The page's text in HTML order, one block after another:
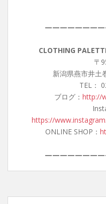
CLOTHING
〒
新潟県燕市井土
TEL：
ブログ： http://
https://
ONLINE SHOP：